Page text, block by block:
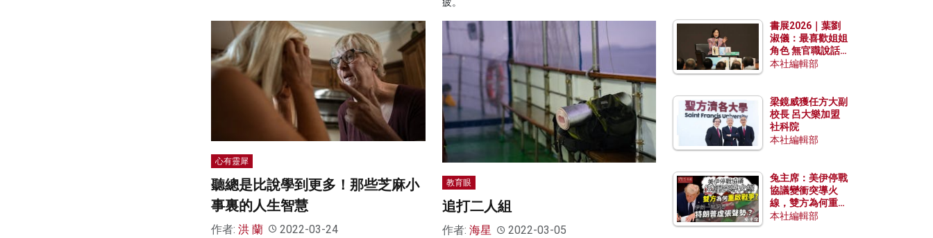
心有靈犀
聽總是比說學到更多！那些芝麻小
事裏的人生智慧
作者: 洪 蘭 2022-03-24
教育眼
追打二人組
作者: 海星 2022-03-05
書展2026｜葉劉
淑儀：最喜歡姐姐
角色 無官職說話
包袱少
本社編輯部
梁鏡威獲任方大副
校長 呂大樂加盟
社科院
本社編輯部
兔主席：美伊停戰
協議變衝突導火
線，雙方為何重啟
戰爭？伊朗一早洞
本社編輯部